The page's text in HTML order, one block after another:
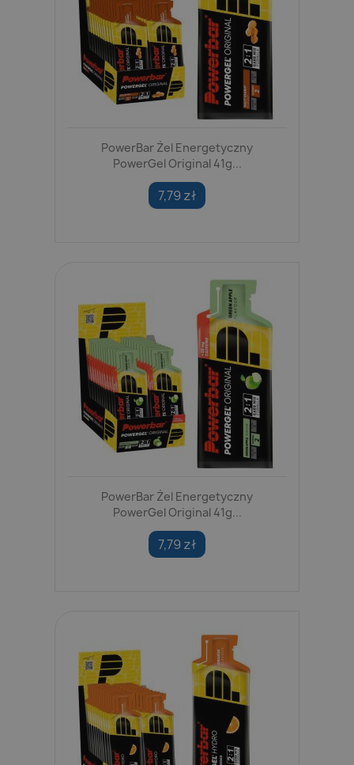
PowerBar Żel Energetyczny
PowerGel Original 41g...
7,79 zł
PowerBar Żel Energetyczny
PowerGel Original 41g...
7,79 zł